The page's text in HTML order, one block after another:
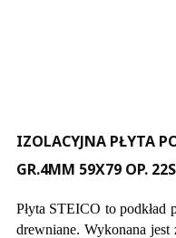
IZOLACYJNA PŁYTA
GR.4MM 59X79 OP.
Płyta STEICO to podkład
drewniane. Wykonana jest